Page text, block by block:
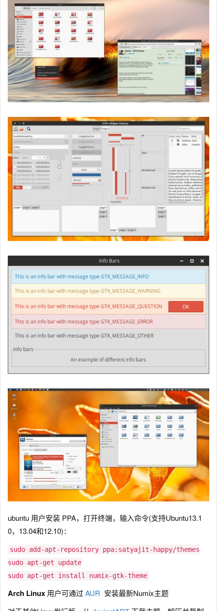
ubuntu 用户安装 PPA，打开终端，输入命令(支持Ubuntu13.1
0，13.04和12.10)：
sudo add-apt-repository ppa:satyajit-happy/themes
sudo apt-get update
sudo apt-get install numix-gtk-theme
Arch Linux 用户可通过AUR 安装最新Numix主题